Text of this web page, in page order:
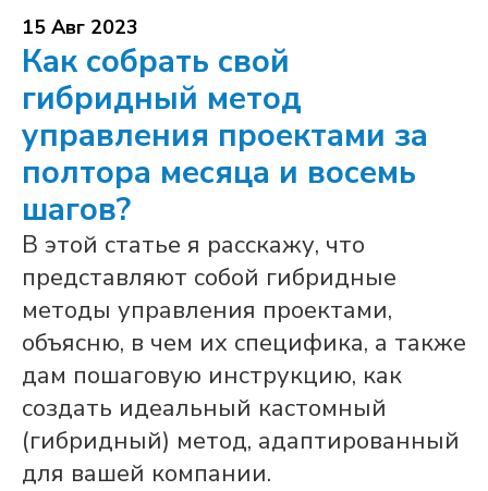
15 Авг 2023
Как собрать свой
гибридный метод
управления проектами за
полтора месяца и восемь
шагов?
В этой статье я расскажу, что
представляют собой гибридные
методы управления проектами,
объясню, в чем их специфика, а также
дам пошаговую инструкцию, как
создать идеальный кастомный
(гибридный) метод, адаптированный
для вашей компании.